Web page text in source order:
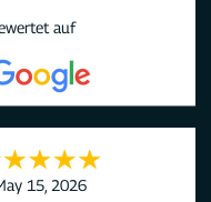
Informationen auf
Drosselung auf 4
Kontakt
erwartet. Laden
auf
15, 2026